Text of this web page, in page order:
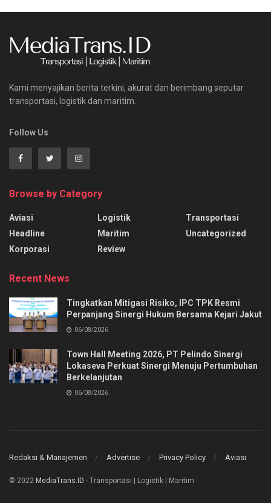
Kami menyajikan berita terkini, akurat dan berimbang seputar
transportasi, logistik dan maritim.
Follow Us
Browse by Category
Aviasi
Headline
Korporasi
Logistik
Maritim
Review
Transportasi
Uncategorized
Recent News
Tingkatkan Mitigasi Risiko, IPC TPK Resmi
Perpanjang Sinergi Hukum Bersama Kejari Jakut
06/08/2026
Town Hall Meeting 2026, PT Pelindo Sinergi
Lokaseva Perkuat Sinergi Menuju Pertumbuhan
Berkelanjutan
06/08/2026
Redaksi & Manajemen Advertise Privacy Policy Aviasi
© 2022 MediaTrans.ID - Transportasi | Logistik | Maritim